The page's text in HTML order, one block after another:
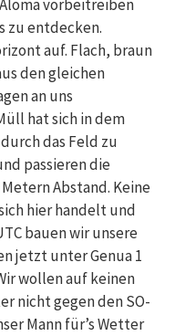
vorbeitreiben
zu entdecken.
auf. Flach, braun
den gleichen
an uns
hat sich in dem
das Feld zu
passieren die
Abstand. Keine
hier handelt und
bauen wir unsere
jetzt unter Genua 1
wollen auf keinen
nicht gegen den SO-
Mann für’s Wetter